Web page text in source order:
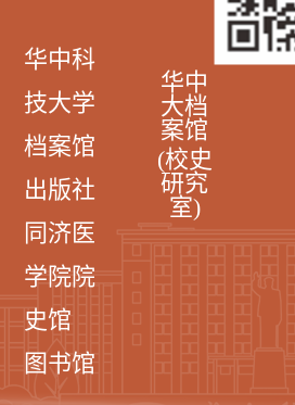
华中科
技大学
档案馆
出版社
同济医
学院院
史馆
图书馆
华中
大档
案馆
(校史
研究
室)